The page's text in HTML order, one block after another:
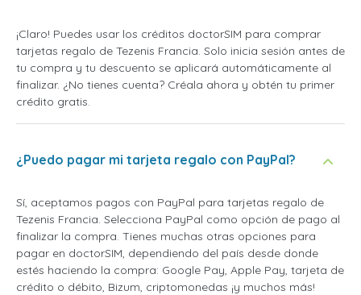
¡Claro! Puedes usar los créditos doctorSIM para comprar
tarjetas regalo de Tezenis Francia. Solo inicia sesión antes de
tu compra y tu descuento se aplicará automáticamente al
finalizar. ¿No tienes cuenta? Créala ahora y obtén tu primer
crédito gratis.
¿Puedo pagar mi tarjeta regalo con PayPal?
Sí, aceptamos pagos con PayPal para tarjetas regalo de
Tezenis Francia. Selecciona PayPal como opción de pago al
finalizar la compra. Tienes muchas otras opciones para
pagar en doctorSIM, dependiendo del país desde donde
estés haciendo la compra: Google Pay, Apple Pay, tarjeta de
crédito o débito, Bizum, criptomonedas ¡y muchos más!